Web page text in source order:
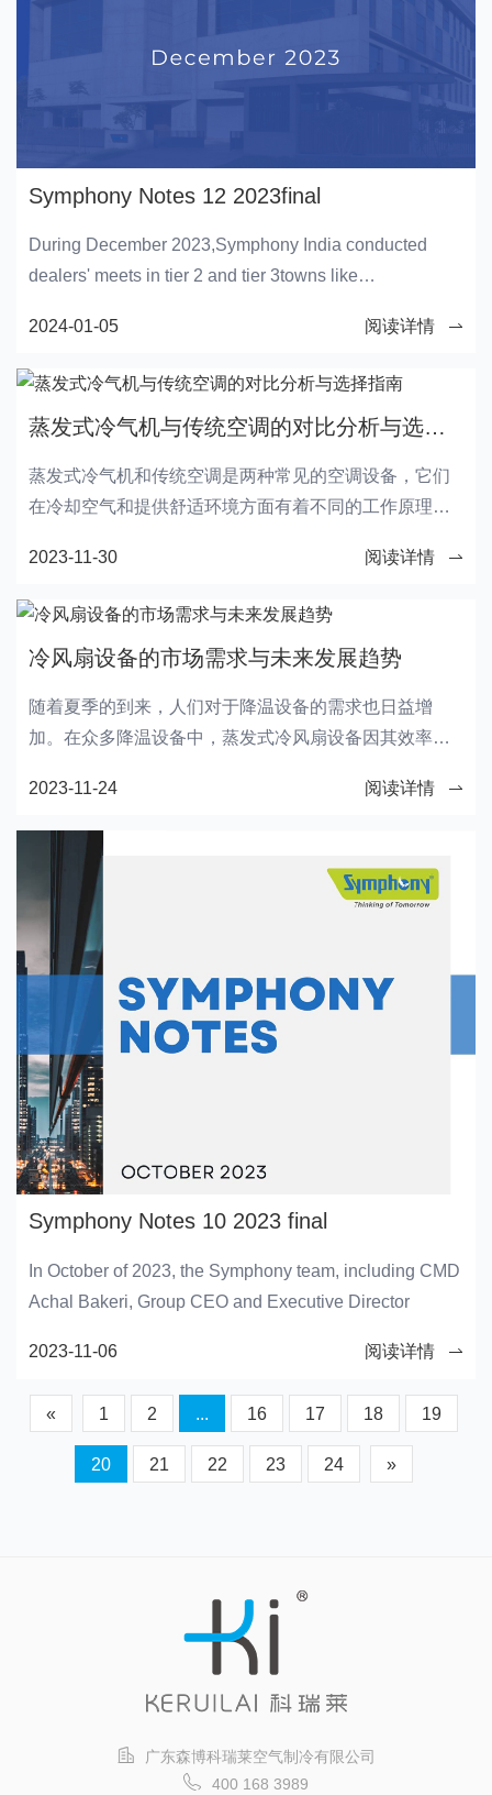
Symphony Notes 12 2023final
During December 2023,Symphony India conducted
dealers' meets in tier 2 and tier 3towns like
Jammu, where theyintroduced numerous Symphony
products to the dealers. The occasion also
involvedacknowledging the top-performing dealers and
deliberating future strategies for theupcoming season.
2024-01-05 阅读详情
蒸发式冷气机与传统空调的对比分析与选择指南
蒸发式冷气机和传统空调是两种常见的空调设备，它们
在冷却空气和提供舒适环境方面有着不同的工作原理和
选择指南，帮助您在购买时做出明智的决策。
2023-11-30 阅读详情
冷风扇设备的市场需求与未来发展趋势
随着夏季的到来，人们对于降温设备的需求也日益增
加。在众多降温设备中，蒸发式冷风扇设备因其效率高
蒸发式冷风扇设备在市场上的需求情况，以及其未来的
发展趋势。
2023-11-24 阅读详情
Symphony Notes 10 2023 final
In October of 2023, the Symphony team, including CMD
Achal Bakeri, Group CEO and Executive Director
2023-11-06 阅读详情
« 1 2 ... 16 17 18 19
20 21 22 23 24 »
广东森博科瑞莱空气制冷有限公司
400 168 3989